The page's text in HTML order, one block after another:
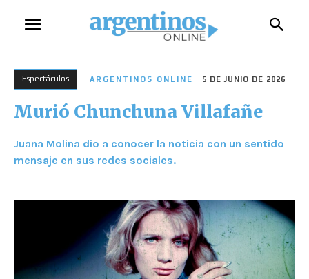
Espectáculos ARGENTINOS ONLINE 5 DE JUNIO DE 2026
Murió Chunchuna Villafañe
Juana Molina dio a conocer la noticia con un sentido
mensaje en sus redes sociales.